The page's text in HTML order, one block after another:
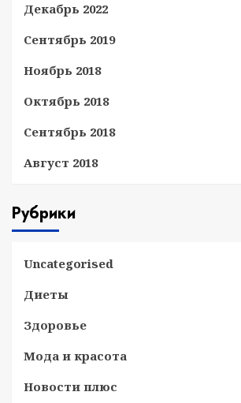
Декабрь 2022
Сентябрь 2019
Ноябрь 2018
Октябрь 2018
Сентябрь 2018
Август 2018
Рубрики
Uncategorised
Диеты
Здоровье
Мода и красота
Новости плюс